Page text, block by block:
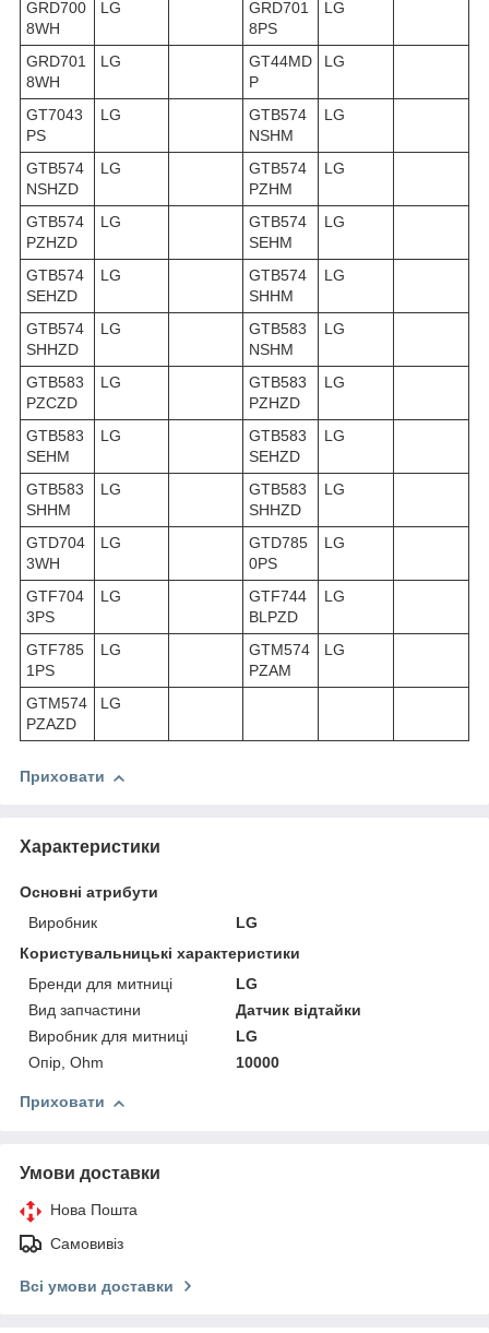
GRD700
8WH
LG
GRD701
8PS
LG
GRD701
8WH
LG
GT44MD
P
LG
GT7043
PS
LG
GTB574
NSHM
LG
GTB574
NSHZD
LG
GTB574
PZHM
LG
GTB574
PZHZD
LG
GTB574
SEHM
LG
GTB574
SEHZD
LG
GTB574
SHHM
LG
GTB574
SHHZD
LG
GTB583
NSHM
LG
GTB583
PZCZD
LG
GTB583
PZHZD
LG
GTB583
SEHM
LG
GTB583
SEHZD
LG
GTB583
SHHM
LG
GTB583
SHHZD
LG
GTD704
3WH
LG
GTD785
0PS
LG
GTF704
3PS
LG
GTF744
BLPZD
LG
GTF785
1PS
LG
GTM574
PZAM
LG
GTM574
PZAZD
LG
Приховати
Характеристики
Основні атрибути
Виробник
LG
Користувальницькі характеристики
Бренди для митниці
LG
Вид запчастини
Датчик відтайки
Виробник для митниці
LG
Опір, Ohm
10000
Приховати
Умови доставки
Нова Пошта
Самовивіз
Всі умови доставки